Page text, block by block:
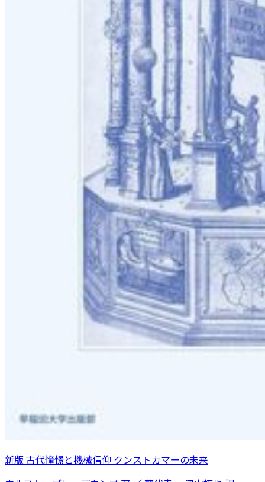
新版 古代憧憬と機械信仰 クンストカマーの未来